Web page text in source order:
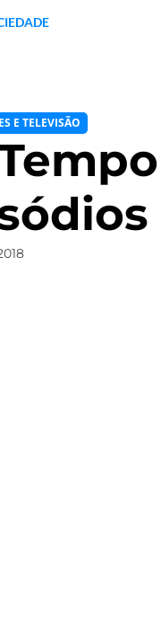
E TELEVISÃO